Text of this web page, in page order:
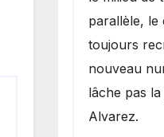
parallèle, le
toujours
nouveau
lâche pas
Alvarez.